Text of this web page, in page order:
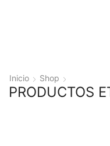
Inicio Shop
PRODUCTOS